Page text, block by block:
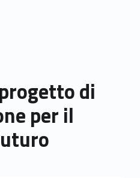
di
per il